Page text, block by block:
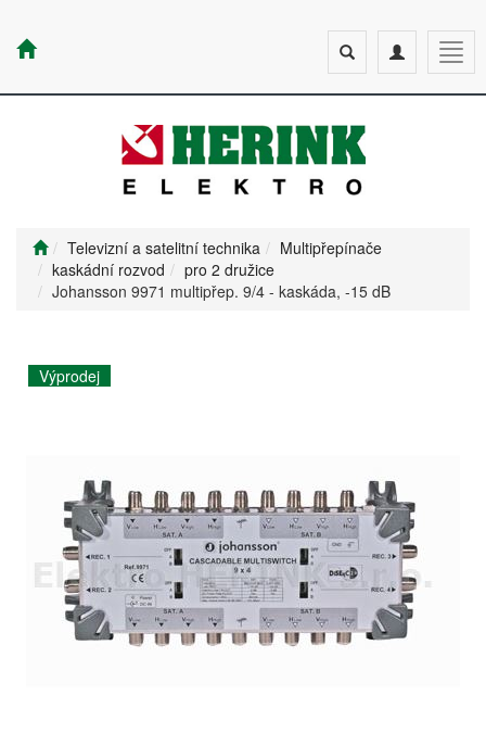
Toggle
navigation
Toggle
search
Televizní a satelitní technika
Multipřepínače
kaskádní rozvod
pro 2 družice
Johansson 9971 multipřep. 9/4 - kaskáda, -15 dB
Výprodej